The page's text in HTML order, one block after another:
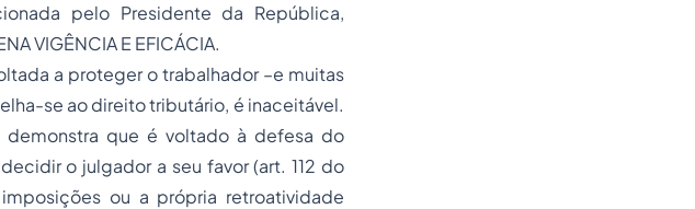
pelo Presidente da República,
VIGÊNCIA E EFICÁCIA.
a proteger o trabalhador –e muitas
se ao direito tributário, é inaceitável.
que é voltado à defesa do
o julgador a seu favor (art. 112 do
ou a própria retroatividade